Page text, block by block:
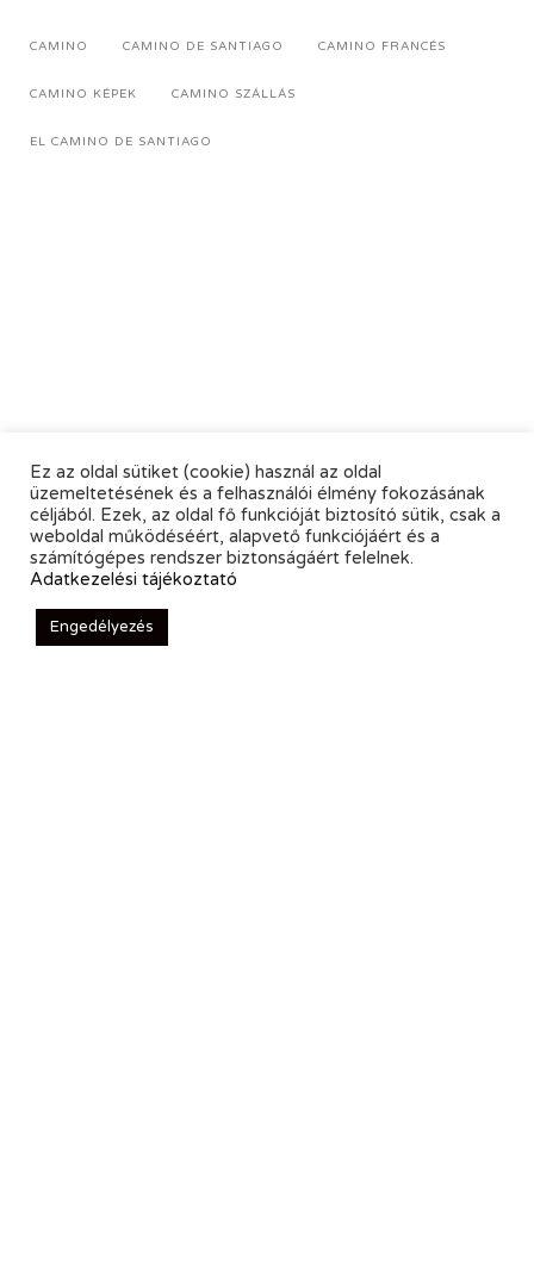
CAMINO CAMINO DE SANTIAGO CAMINO FRANCÉS
CAMINO KÉPEK CAMINO SZÁLLÁS
EL CAMINO DE SANTIAGO
Ez az oldal sütiket (cookie) használ az oldal
üzemeltetésének és a felhasználói élmény fokozásának
céljából. Ezek, az oldal fő funkcióját biztosító sütik, csak a
weboldal működéséért, alapvető funkciójáért és a
számítógépes rendszer biztonságáért felelnek.
Adatkezelési tájékoztató
Engedélyezés